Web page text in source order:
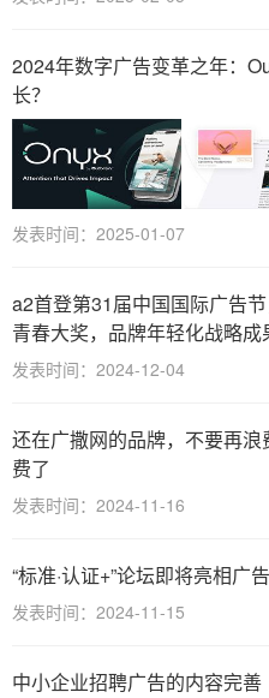
2024年数字广告变革之年：
长？
发表时间：2025-01-07
a2首登第31届中国国际广告
青春大奖，品牌年轻化战略成
发表时间：2024-12-04
还在广撒网的品牌，不要再浪
费了
发表时间：2024-11-16
“标准·认证+”论坛即将亮相广
发表时间：2024-11-15
中小企业招聘广告的内容完善